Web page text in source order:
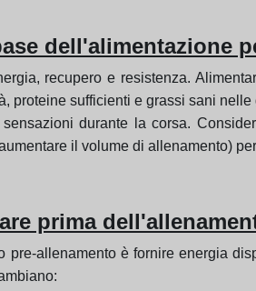
dell'alimentazione
recupero e resistenza.
proteine sufficienti e grassi sani
durante la corsa.
il volume di allenamento)
prima
pre-allenamento è fornire energia